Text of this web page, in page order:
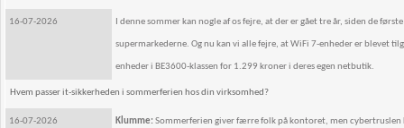
16-07-2026 I denne sommer kan nogle af os fejre, at der er gået tre år, siden de
supermarkederne. Og nu kan vi alle fejre, at WiFi 7-enheder er blevet
enheder i BE3600-klassen for 1.299 kroner i deres egen netbutik.
Hvem passer it-sikkerheden i sommerferien hos din virksomhed?
16-07-2026 Klumme:Sommerferien giver færre folk på kontoret, men cybertruslen